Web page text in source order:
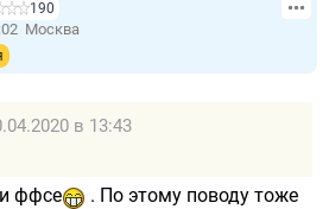
190
Москва
в 13:43
ффсе
. По этому поводу тоже